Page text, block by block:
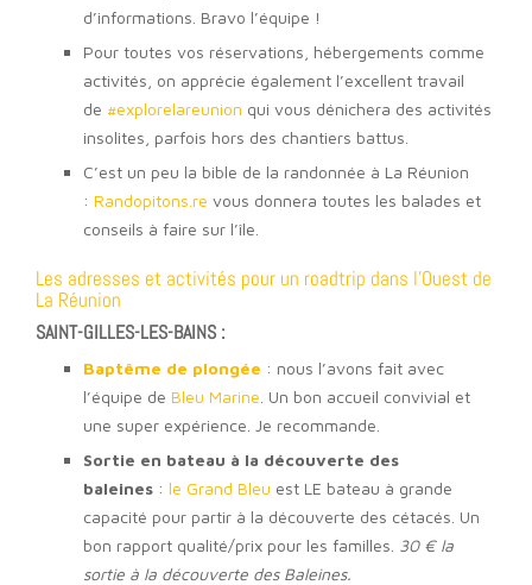
d’informations. Bravo l’équipe !
Pour toutes vos réservations, hébergements comme
activités, on apprécie également l’excellent travail
de #explorelareunion qui vous dénichera des activités
insolites, parfois hors des chantiers battus.
C’est un peu la bible de la randonnée à La Réunion
: Randopitons.re vous donnera toutes les balades et
conseils à faire sur l’île.
Les adresses et activités pour un roadtrip dans l’Ouest de
La Réunion
SAINT-GILLES-LES-BAINS :
Baptême de plongée : nous l’avons fait avec
l’équipe de Bleu Marine . Un bon accueil convivial et
une super expérience. Je recommande.
Sortie en bateau à la découverte des
baleines : le Grand Bleu est LE bateau à grande
capacité pour partir à la découverte des cétacés. Un
bon rapport qualité/prix pour les familles. 30 € la
sortie à la découverte des Baleines.